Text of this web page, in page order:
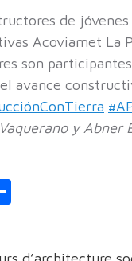
de
Acoviamet La
son
avance
y Abner